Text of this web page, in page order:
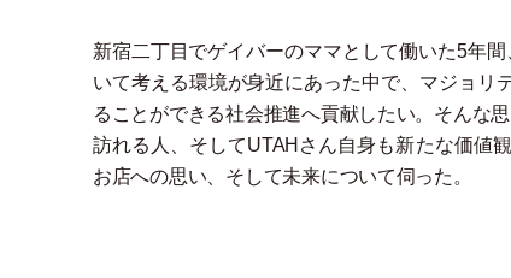
新宿二丁目でゲイバーのママとして働いた5年
いて考える環境が身近にあった中で、マジョリ
ることができる社会推進へ貢献したい。そんな
訪れる人、そしてUTAHさん自身も新たな価値
お店への思い、そして未来について伺った。